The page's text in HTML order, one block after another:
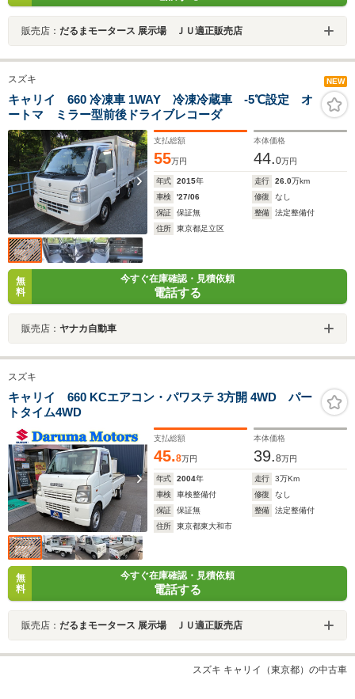
販売店： だるまモータース 展示場 ＪＵ適正販売店
スズキ NEW
キャリイ 660 冷凍車 1WAY 冷凍冷蔵車 -5℃設定 オ
ートマ ミラー型前後ドライブレコーダ
支払総額
55万円
本体価格
44.0万円
年式 2015年 走行 26.0万km
車検
'27/06 修復
なし
保証
保証無 整備
法定整備付
住所
東京都足立区
無
料
今すぐ在庫確認・見積依頼
電話する
販売店： ヤナカ自動車
スズキ
キャリイ 660 KCエアコン・パワステ 3方開 4WD パー
トタイム4WD
支払総額
45.8万円
本体価格
39.8万円
年式 2004年 走行 3万Km
車検
車検整備付 修復
なし
保証
保証無 整備
法定整備付
住所
東京都東大和市
無
料
今すぐ在庫確認・見積依頼
電話する
販売店： だるまモータース 展示場 ＪＵ適正販売店
スズキ キャリイ（東京都）の中古車